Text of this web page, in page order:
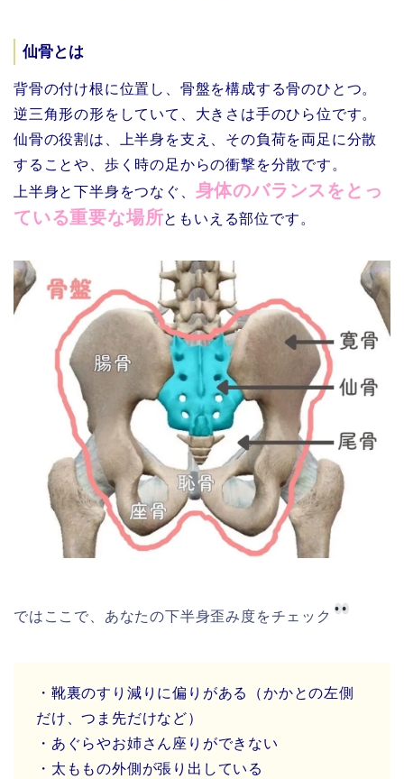
仙骨とは
背骨の付け根に位置し、骨盤を構成する骨のひとつ。
逆三角形の形をしていて、大きさは手のひら位です。
仙骨の役割は、上半身を支え、その負荷を両足に分散
することや、 歩く時の足からの衝撃を分散です。
上半身と下半身をつなぐ、 身体のバランスをとっ
ている重要な場所ともいえる部位です。
ではここで、あなたの下半身歪み度をチェック
・靴裏のすり減りに偏りがある（かかとの左側
だけ、つま先だけなど）
・あぐらやお姉さん座りができない
・太ももの外側が張り出している